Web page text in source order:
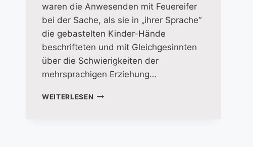
waren die Anwesenden mit Feuereifer
bei der Sache, als sie in „ihrer Sprache“
die gebastelten Kinder-Hände
beschrifteten und mit Gleichgesinnten
über die Schwierigkeiten der
mehrsprachigen Erziehung…
WEITERLESEN TAG